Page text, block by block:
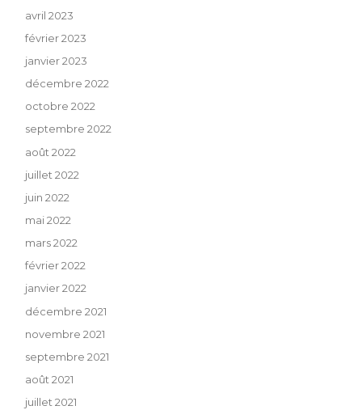
avril 2023
février 2023
janvier 2023
décembre 2022
octobre 2022
septembre 2022
août 2022
juillet 2022
juin 2022
mai 2022
mars 2022
février 2022
janvier 2022
décembre 2021
novembre 2021
septembre 2021
août 2021
juillet 2021